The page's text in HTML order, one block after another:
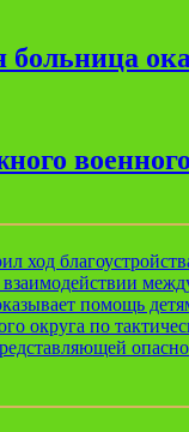
ход
взаимодействии
помощь
округа по